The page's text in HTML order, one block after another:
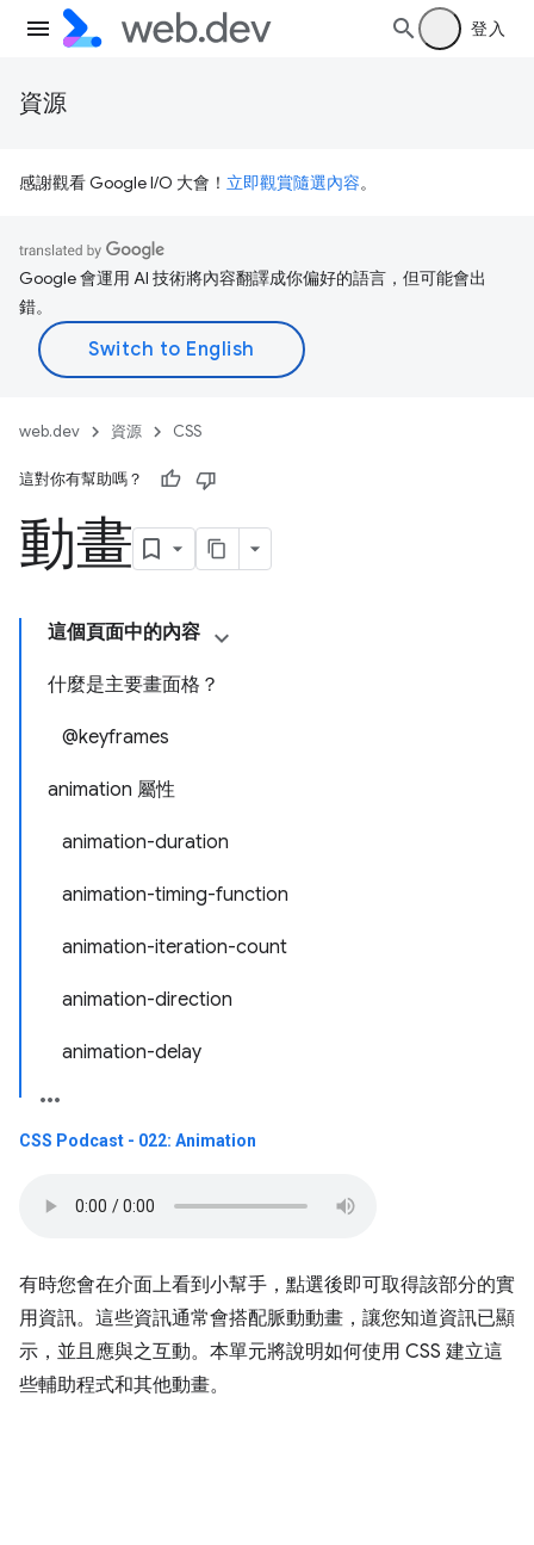
登入
資源
感謝觀看 Google I/O 大會！ 立即觀賞隨選內容。
Google 會運用 AI 技術將內容翻譯成你偏好的語言，但可能會出
錯。
web.dev 資源 CSS
這對你有幫助嗎？
動畫
這個頁面中的內容
什麼是主要畫面格？
@keyframes
animation 屬性
animation-duration
animation-timing-function
animation-iteration-count
animation-direction
animation-delay
CSS Podcast - 022: Animation
有時您會在介面上看到小幫手，點選後即可取得該部分的實
用資訊。這些資訊通常會搭配脈動動畫，讓您知道資訊已顯
示，並且應與之互動。本單元將說明如何使用 CSS 建立這
些輔助程式和其他動畫。